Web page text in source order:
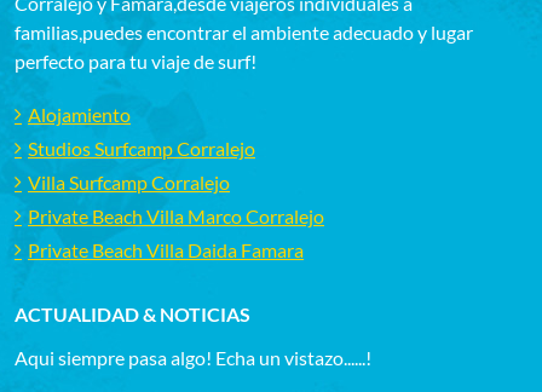
familias,puedes encontrar el ambiente adecuado y lugar
perfecto para tu viaje de surf!
Alojamiento
Studios Surfcamp Corralejo
Villa Surfcamp Corralejo
Private Beach Villa Marco Corralejo
Private Beach Villa Daida Famara
ACTUALIDAD & NOTICIAS
Aqui siempre pasa algo! Echa un vistazo......!